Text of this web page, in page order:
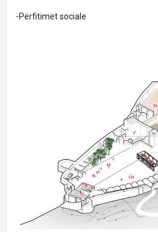
-Përfitimet sociale